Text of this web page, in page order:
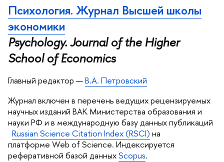
Психология. Журнал Высшей школы
экономики
Psychology. Journal of the Higher
School of Economics
Главный редактор —.А. Петровский
Журнал включен в перечень ведущих рецензируемых
научных изданий ВАК Министерства образования и
науки РФ и в международную базу данных публикаций
Russian Science Citation Index (RSCI) на
платформе Web of Science. Индексируется
реферативной базой данныхScopus.